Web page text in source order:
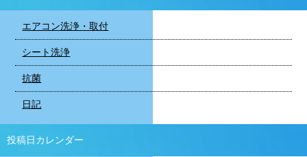
エアコン洗浄・取付
シート洗浄
抗菌
日記
投稿日カレンダー